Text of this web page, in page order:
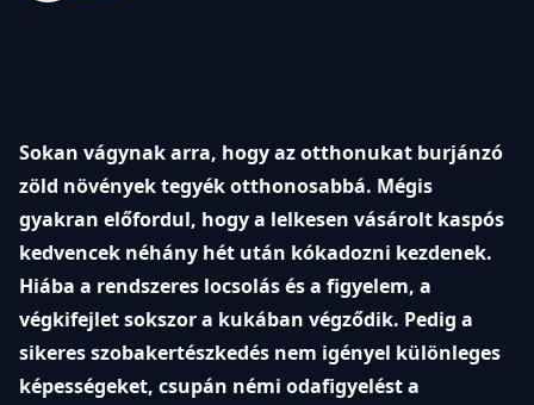
Sokan vágynak arra, hogy az otthonukat burjánzó
zöld növények tegyék otthonosabbá. Mégis
gyakran előfordul, hogy a lelkesen vásárolt kaspós
kedvencek néhány hét után kókadozni kezdenek.
Hiába a rendszeres locsolás és a figyelem, a
végkifejlet sokszor a kukában végződik. Pedig a
sikeres szobakertészkedés nem igényel különleges
képességeket, csupán némi odafigyelést a